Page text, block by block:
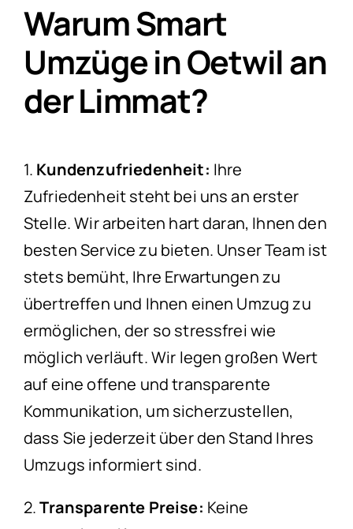
Warum Smart
Umzüge in Oetwil an
der Limmat?
1. Kundenzufriedenheit: Ihre
Zufriedenheit steht bei uns an erster
Stelle. Wir arbeiten hart daran, Ihnen den
besten Service zu bieten. Unser Team ist
stets bemüht, Ihre Erwartungen zu
übertreffen und Ihnen einen Umzug zu
ermöglichen, der so stressfrei wie
möglich verläuft. Wir legen großen Wert
auf eine offene und transparente
Kommunikation, um sicherzustellen,
dass Sie jederzeit über den Stand Ihres
Umzugs informiert sind.
2.Transparente Preise: Keine